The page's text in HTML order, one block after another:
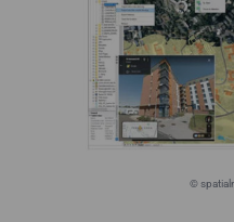
©